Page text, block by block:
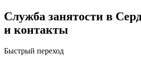
Служба занятости в
и контакты
Быстрый переход